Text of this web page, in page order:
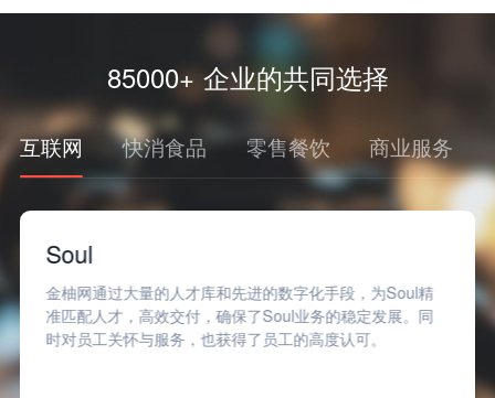
85000+ 企业的共同选择
互联网 快消食品 零售餐饮 商业服务
Soul
金柚网通过大量的人才库和先进的数字化手段，为Soul精
准匹配人才，高效交付，确保了Soul业务的稳定发展。同
时对员工关怀与服务，也获得了员工的高度认可。